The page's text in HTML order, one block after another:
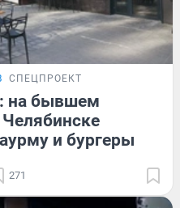
СПЕЦПРОЕКТ
на бывшем
и бургеры
271